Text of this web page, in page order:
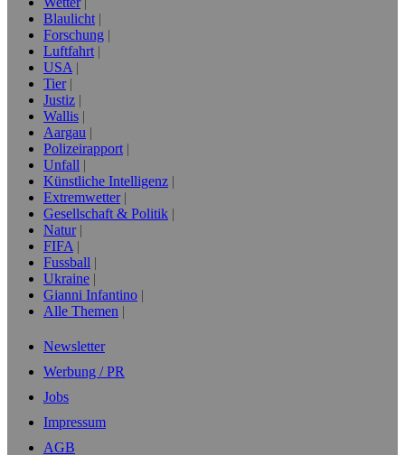
Blaulicht
Forschung
Luftfahrt
USA
Tier
Justiz
Wallis
Aargau
Polizeirapport
Unfall
Künstliche Intelligenz
Extremwetter
Gesellschaft & Politik
Natur
FIFA
Fussball
Ukraine
Gianni Infantino
Alle Themen
Newsletter
Werbung / PR
Jobs
Impressum
AGB